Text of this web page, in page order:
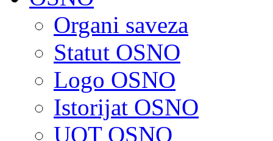
Organi saveza
Statut OSNO
Logo OSNO
Istorijat OSNO
UOT OSNO